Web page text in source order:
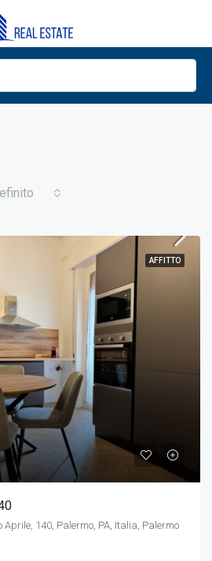
AFFITTO
Aprile, 140, Palermo, PA, Italia, Palermo